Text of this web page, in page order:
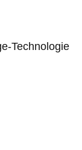
Technologie